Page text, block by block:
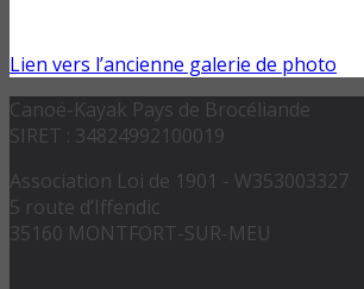
Lien vers l’ancienne galerie de photo
Canoë-Kayak Pays de Brocéliande
SIRET : 34824992100019
Association Loi de 1901 - W353003327
5 route d’Iffendic
35160 MONTFORT-SUR-MEU